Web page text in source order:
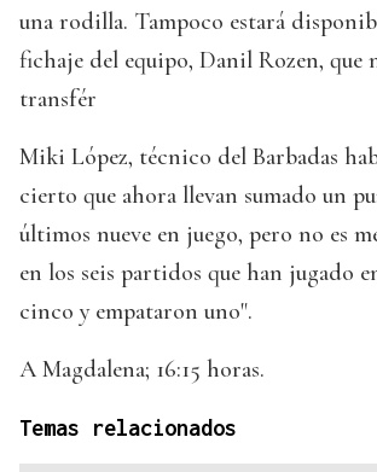
una rodilla. Tampoco estará
fichaje del equipo, Danil Rozen, que
transfér
Miki López, técnico del Barbadas
cierto que ahora llevan sumado un
últimos nueve en juego, pero no es
en los seis partidos que han jugado
cinco y empataron uno".
A Magdalena; 16:15 horas.
Temas relacionados